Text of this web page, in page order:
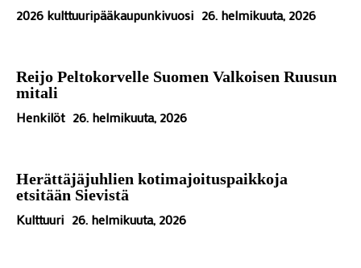
2026 kulttuuripääkaupunkivuosi 26. helmikuuta, 2026
Reijo Peltokorvelle Suomen Valkoisen Ruusun
mitali
Henkilöt 26. helmikuuta, 2026
Herättäjäjuhlien kotimajoituspaikkoja
etsitään Sievistä
Kulttuuri 26. helmikuuta, 2026